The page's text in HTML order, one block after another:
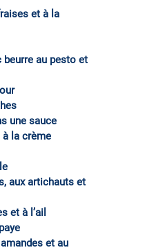
et à la
beurre au pesto et
une sauce
la crème
aux artichauts et
et à l’ail
et au